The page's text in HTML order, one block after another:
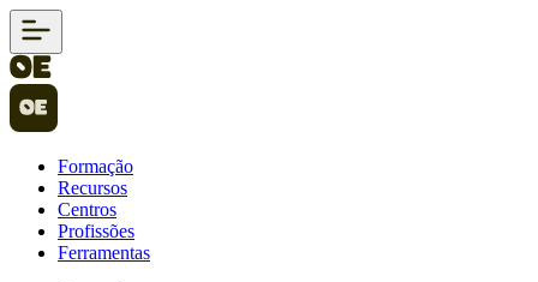
Formação
Recursos
Centros
Profissões
Ferramentas